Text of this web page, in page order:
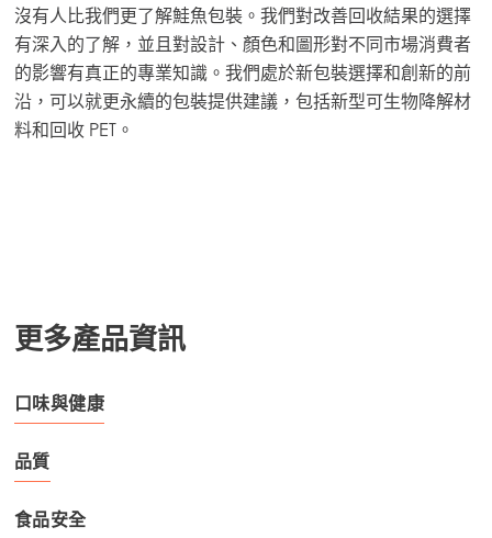
沒有人比我們更了解鮭魚包裝。我們對改善回收結果的選擇
有深入的了解，並且對設計、顏色和圖形對不同市場消費者
的影響有真正的專業知識。我們處於新包裝選擇和創新的前
沿，可以就更永續的包裝提供建議，包括新型可生物降解材
料和回收 PET。
更多產品資訊
口味與健康
品質
食品安全